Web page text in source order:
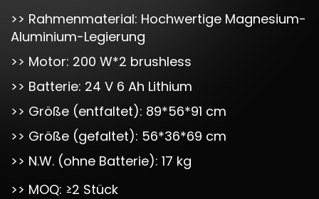
>> Rahmenmaterial: Hochwertige Magnesium-
Aluminium-Legierung
>> Motor: 200 W*2 brushless
>> Batterie: 24 V 6 Ah Lithium
>> Größe (entfaltet): 89*56*91 cm
>> Größe (gefaltet): 56*36*69 cm
>> N.W. (ohne Batterie): 17 kg
>> MOQ: ≥2 Stück